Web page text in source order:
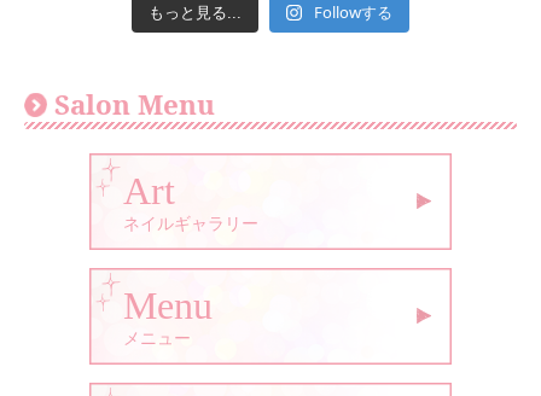
もっと見る... Followする
Salon Menu
Art
ネイルギャラリー
Menu
メニュー